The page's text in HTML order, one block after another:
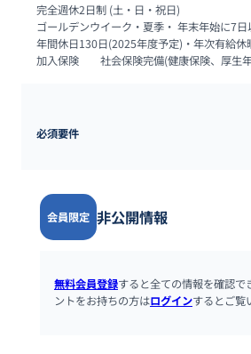
完全週休2日制 (土・日・祝日)
ゴールデンウイーク・夏季・ 年末年始に7
年間休日130日(2025年度予定)・年次有給休
加入保険	社会保険完備(健康保険、
必須要件
会員限定 非公開情報
無料会員登録すると全ての情報を確認で
ントをお持ちの方はログインするとご覧